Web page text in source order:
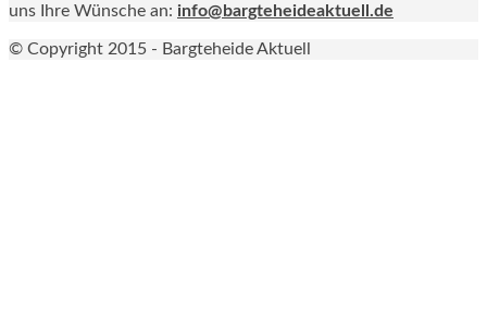
uns Ihre Wünsche an: info@bargteheideaktuell.de
© Copyright 2015 - Bargteheide Aktuell